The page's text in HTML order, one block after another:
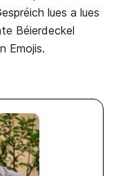
lues a lues
Béierdeckel
Emojis.